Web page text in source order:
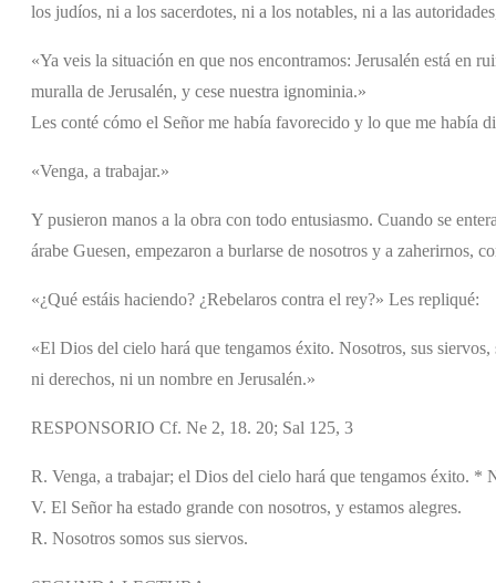
los judíos, ni a los sacerdotes, ni a los notables, ni a las
«Ya veis la situación en que nos encontramos: Jerusalén está en
muralla de Jerusalén, y cese nuestra ignominia.»
Les conté cómo el Señor me había favorecido y lo que me había
«Venga, a trabajar.»
Y pusieron manos a la obra con todo entusiasmo. Cuando se
árabe Guesen, empezaron a burlarse de nosotros y a zaherirnos,
«¿Qué estáis haciendo? ¿Rebelaros contra el rey?» Les repliqué:
«El Dios del cielo hará que tengamos éxito. Nosotros, sus
ni derechos, ni un nombre en Jerusalén.»
RESPONSORIO Cf. Ne 2, 18. 20; Sal 125, 3
R. Venga, a trabajar; el Dios del cielo hará que tengamos éxito. *
V. El Señor ha estado grande con nosotros, y estamos alegres.
R. Nosotros somos sus siervos.